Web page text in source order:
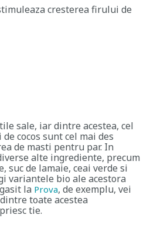
cresterea firului de
sale, iar dintre acestea, cel
cocos sunt cel mai des
de masti pentru par. In
alte ingrediente, precum
suc de lamaie, ceai verde si
variantele bio ale acestora
la Prova, de exemplu, vei
toate acestea
tie.